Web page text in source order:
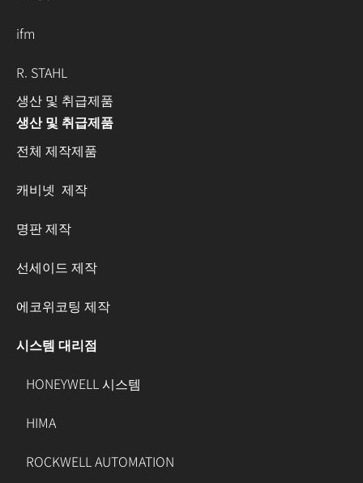
ifm
R. STAHL
생산 및 취급제품
생산 및 취급제품
전체 제작제품
캐비넷 제작
명판 제작
선세이드 제작
에코위코팅 제작
시스템 대리점
HONEYWELL 시스템
HIMA
ROCKWELL AUTOMATION